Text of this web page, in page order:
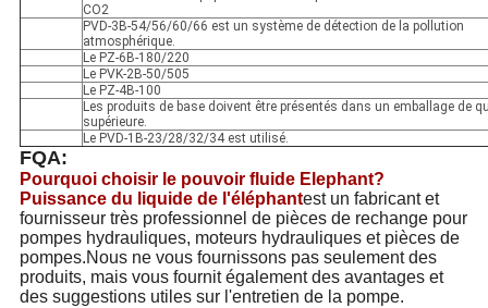
CO2
PVD-3B-54/56/60/66 est un système de détection de la pollution
atmosphérique.
Le PZ-6B-180/220
Le PVK-2B-50/505
Le PZ-4B-100
Les produits de base doivent être présentés dans un emballage de
supérieure.
Le PVD-1B-23/28/32/34 est utilisé.
FQA:
Pourquoi choisir le pouvoir fluide Elephant?
Puissance du liquide de l'éléphantest un fabricant et
fournisseur très professionnel de pièces de rechange pour
pompes hydrauliques, moteurs hydrauliques et pièces de
pompes.Nous ne vous fournissons pas seulement des
produits, mais vous fournit également des avantages et
des suggestions utiles sur l'entretien de la pompe.